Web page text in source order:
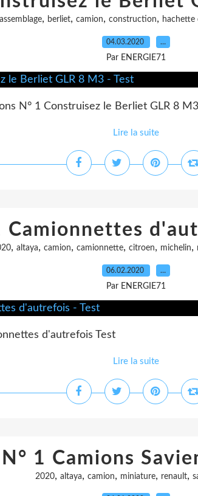
assemblage, berliet, camion, construction, hachette
04.03.2020 …
Par ENERGIE71
N° 1 Construisez le Berliet GLR 8
Lire la suite
Camionnettes
, altaya, camion, camionnette, citroen, michelin,
06.02.2020 …
Par ENERGIE71
d'autrefois Test
Lire la suite
N° 1 Camions
2020, altaya, camion, miniature, renault,